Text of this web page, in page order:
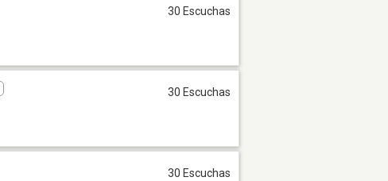
30 Escuchas
30 Escuchas
30 Escuchas